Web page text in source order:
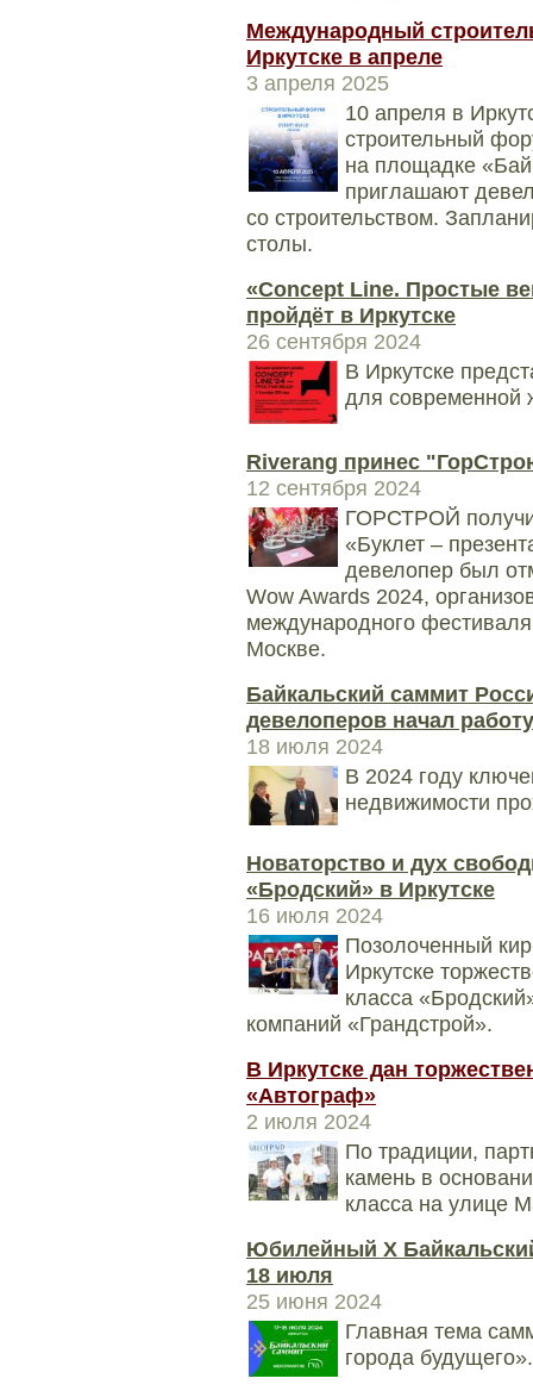
Международный
Иркутске в апреле
3 апреля 2025
10 апреля в
строительный
на площадке
приглашают
со строительством.
столы.
«Concept Line. Простые
пройдёт в Иркутске
26 сентября 2024
В Иркутске
для современной
Riverang принес
12 сентября 2024
ГОРСТРОЙ
«Буклет –
девелопер был
Wow Awards 2024,
международного
Москве.
Байкальский саммит
девелоперов начал
18 июля 2024
В 2024 году
недвижимости
Новаторство и дух
«Бродский» в Иркутске
16 июля 2024
Позолоченный
Иркутске
класса
компаний «Грандстрой».
В Иркутске дан
«Автограф»
2 июля 2024
По традиции,
камень в
класса на улице
Юбилейный X
18 июля
25 июня 2024
Главная тема
города будущего».